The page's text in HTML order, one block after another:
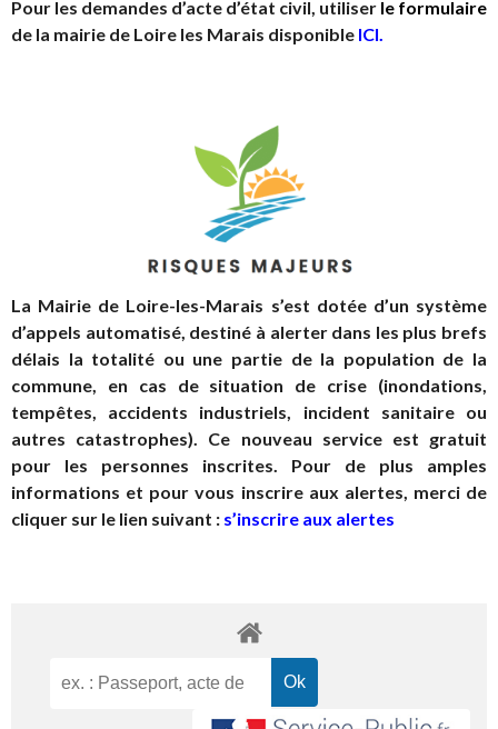
Pour les demandes d’acte d’état civil, utiliser le formulaire
de la mairie de Loire les Marais disponible ICI.
La Mairie de Loire-les-Marais s’est dotée d’un système
d’appels automatisé, destiné à alerter dans les plus brefs
délais la totalité ou une partie de la population de la
commune, en cas de situation de crise (inondations,
tempêtes, accidents industriels, incident sanitaire ou
autres catastrophes). Ce nouveau service est gratuit
pour les personnes inscrites. Pour de plus amples
informations et pour vous inscrire aux alertes, merci de
cliquer sur le lien suivant : s’inscrire aux alertes